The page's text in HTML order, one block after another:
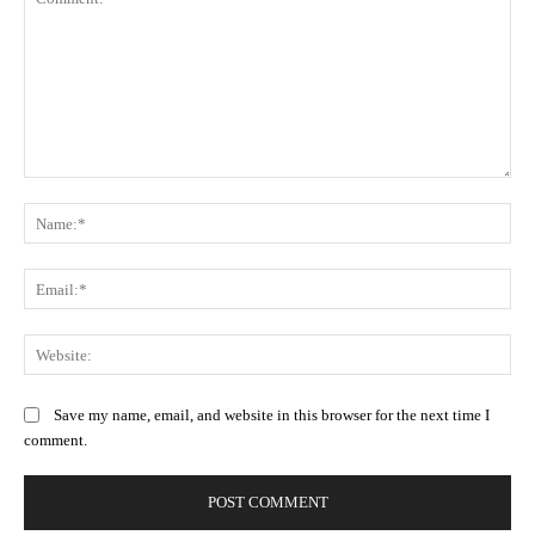
Save my name, email, and website in this browser for the next time I
comment.